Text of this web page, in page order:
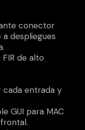
conector
despliegues
de alto
cada entrada y
GUI para MAC